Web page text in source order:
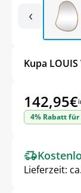
‹
Kupa
142,95€
4% Rabatt für
Lieferzeit: